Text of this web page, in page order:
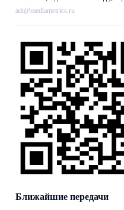
adt@mediametrics.ru
Ближайшие передачи